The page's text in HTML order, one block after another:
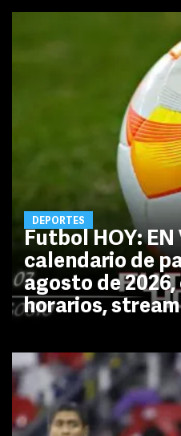
DEPORTES
Futbol HOY: EN
calendario de
agosto de 2026,
horarios,